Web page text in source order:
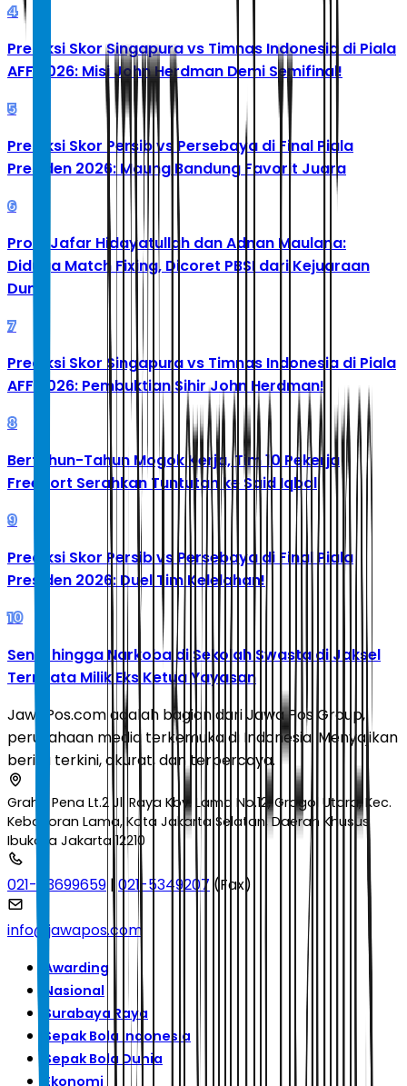
4
Prediksi Skor Singapura vs Timnas Indonesia di Piala
AFF 2026: Misi John Herdman Demi Semifinal!
5
Prediksi Skor Persib vs Persebaya di Final Piala
Presiden 2026: Maung Bandung Favorit Juara
6
Profil Jafar Hidayatullah dan Adnan Maulana:
Diduga Match Fixing, Dicoret PBSI dari Kejuaraan
Dunia
7
Prediksi Skor Singapura vs Timnas Indonesia di Piala
AFF 2026: Pembuktian Sihir John Herdman!
8
Bertahun-Tahun Mogok Kerja, Tim 10 Pekerja
Freeport Serahkan Tuntutan ke Said Iqbal
9
Prediksi Skor Persib vs Persebaya di Final Piala
Presiden 2026: Duel Tim Kelelahan!
10
Senpi hingga Narkoba di Sekolah Swasta di Jaksel
Ternyata Milik Eks Ketua Yayasan
JawaPos.com adalah bagian dari Jawa Pos Group,
perusahaan media terkemuka di Indonesia. Menyajikan
berita terkini, akurat, dan terpercaya.
Graha Pena Lt.2 Jl. Raya Kby. Lama No.12, Grogol Utara, Kec.
Kebayoran Lama, Kota Jakarta Selatan, Daerah Khusus
Ibukota Jakarta 12210
021-53699659 | 021-5349207 (Fax)
info@jawapos.com
Awarding
Nasional
Surabaya Raya
Sepak Bola Indonesia
Sepak Bola Dunia
Ekonomi